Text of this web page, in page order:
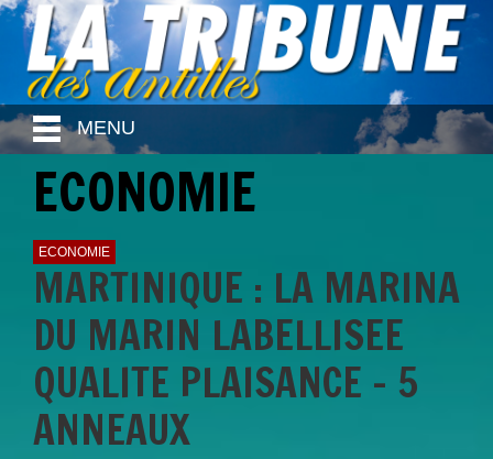
MENU
ECONOMIE
ECONOMIE
MARTINIQUE : LA MARINA
DU MARIN LABELLISEE
QUALITE PLAISANCE - 5
ANNEAUX